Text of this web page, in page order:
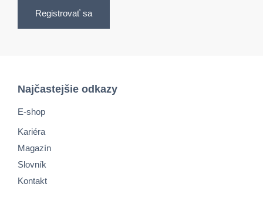
Registrovať sa
Najčastejšie odkazy
E-shop
Kariéra
Magazín
Slovník
Kontakt